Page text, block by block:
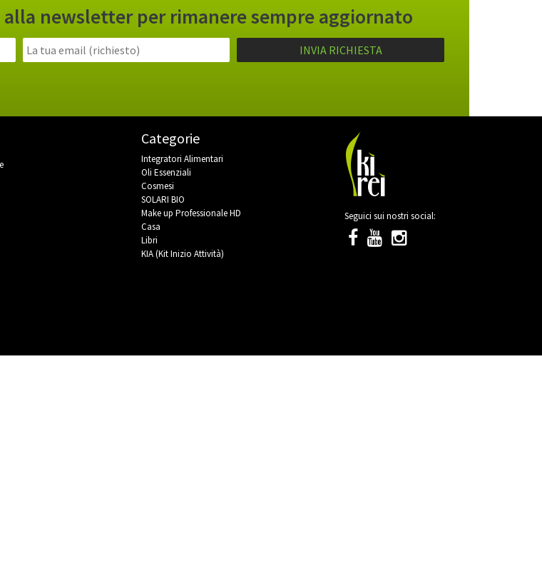
newsletter per rimanere sempre aggiornato
Categorie
Integratori Alimentari
Oli Essenziali
Cosmesi
SOLARI BIO
Make up Professionale HD
Casa
Libri
KIA (Kit Inizio Attività)
Seguici sui nostri social: